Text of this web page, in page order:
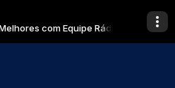
com Equipe Rádio Caminhos
Forca e Magia - Mae DAgua - 04 -